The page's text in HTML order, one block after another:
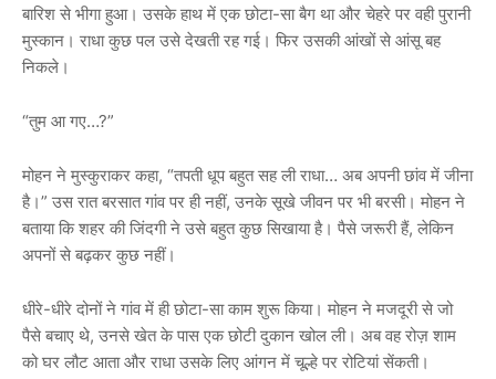
बारिश से भीगा हुआ। उसके हाथ में एक छोटा-सा बैग था और चेहरे पर वही पुरानी
मुस्कान। राधा कुछ पल उसे देखती रह गई। फिर उसकी आंखों से आंसू बह
निकले।
“तुम आ गए…?”
मोहन ने मुस्कुराकर कहा, “तपती धूप बहुत सह ली राधा… अब अपनी छांव में जीना
है।” उस रात बरसात गांव पर ही नहीं, उनके सूखे जीवन पर भी बरसी। मोहन ने
बताया कि शहर की जिंदगी ने उसे बहुत कुछ सिखाया है। पैसे जरूरी हैं, लेकिन
अपनों से बढ़कर कुछ नहीं।
धीरे-धीरे दोनों ने गांव में ही छोटा-सा काम शुरू किया। मोहन ने मजदूरी से जो
पैसे बचाए थे, उनसे खेत के पास एक छोटी दुकान खोल ली। अब वह रोज़ शाम
को घर लौट आता और राधा उसके लिए आंगन में चूल्हे पर रोटियां सेंकती।